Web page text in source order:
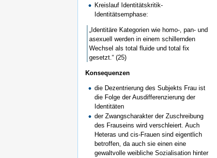
Kreislauf Identitätskritik-
Identitätsemphase:
„Identitäre Kategorien wie homo-, pan- und
asexuell werden in einem schillernden
Wechsel als total fluide und total fix
gesetzt.“ (25)
Konsequenzen
die Dezentrierung des Subjekts Frau ist
die Folge der Ausdifferenzierung der
Identitäten
der Zwangscharakter der Zuschreibung
des Frauseins wird verschleiert. Auch
Heteras und cis-Frauen sind eigentlich
betroffen, da auch sie einen eine
gewaltvolle weibliche Sozialisation hinter